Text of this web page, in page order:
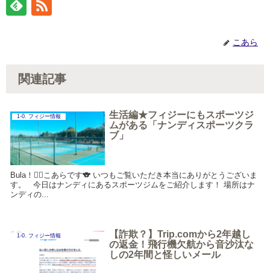
こあら
関連記事
1-0. フィジー情報
生活編★フィジーにもスポーツジ
ムがある「ナンディスポーツクラ
ブ」
Bula！🏋️‍♀️こあらです🐨 いつもご覧いただき本当にありがとうございま
す。 今日はナンディにあるスポーツジムをご紹介します！ 場所はナ
ンディの...
1-0. フィジー情報
【詐欺？】Trip.comから2年越し
の返金！飛行機欠航から音沙汰な
しの2年間と怪しいメール